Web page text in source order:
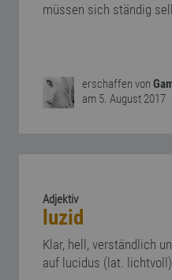
müssen sich ständig
erschaffen von
am 5. August 2017
Adjektiv
luzid
Klar, hell, verständlich
auf lucidus (lat.